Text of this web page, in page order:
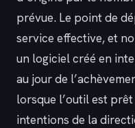
prévue. Le point de
service effective, et
un logiciel créé en
au jour de
lorsque l’outil est
intentions de la